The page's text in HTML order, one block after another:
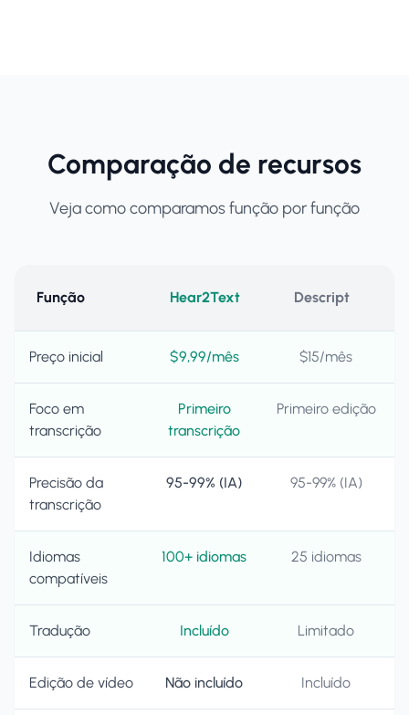
Comparação de recursos
Veja como comparamos função por função
Função Hear2Text Descript
Preço inicial $9,99/mês $15/mês
Foco em
transcrição
Primeiro
transcrição
Primeiro edição
Precisão da
transcrição
95-99% (IA) 95-99% (IA)
Idiomas
compatíveis
100+ idiomas 25 idiomas
Tradução Incluído Limitado
Edição de vídeo Não incluído Incluído